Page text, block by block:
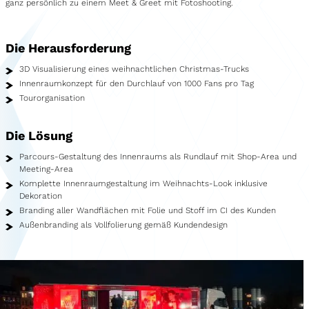
Showroom
Foodtruck
Blutspendemobil
Fahrzeugbau
Fahrzeugservice
Fahrzeughandel
Kreativleistungen
ganz persönlich zu einem Meet & Greet mit Fotoshooting.
Die Herausforderung
3D Visualisierung eines weihnachtlichen Christmas-Trucks
Innenraumkonzept für den Durchlauf von 1000 Fans pro Tag
Tourorganisation
Die Lösung
Parcours-Gestaltung des Innenraums als Rundlauf mit Shop-Area und
Meeting-Area
Komplette Innenraumgestaltung im Weihnachts-Look inklusive
Dekoration
Branding aller Wandflächen mit Folie und Stoff im CI des Kunden
Außenbranding als Vollfolierung gemäß Kundendesign